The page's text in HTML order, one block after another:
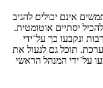
אינם יכולים להגיב
יסתיים אוטומטית.
ונקבעו כך על־ידי
תוכל גם לנעול את
על־ידי המנהל הראשי